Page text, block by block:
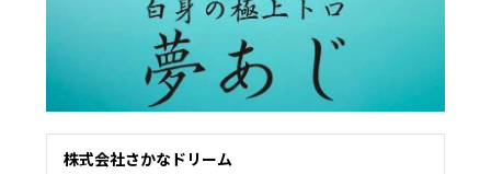
株式会社さかなドリーム